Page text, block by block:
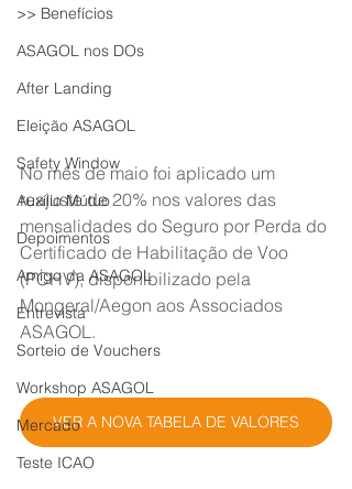
>> Benefícios
ASAGOL nos DOs
After Landing
Eleição ASAGOL
Safety Window
Auxílio Mútuo
Depoimentos
Amigo da ASAGOL
Entrevista
Sorteio de Vouchers
Workshop ASAGOL
Mercado
Teste ICAO
No mês de maio foi aplicado um
reajuste de 20% nos valores das
mensalidades do Seguro por Perda do
Certificado de Habilitação de Voo
(PCHV), disponibilizado pela
Mongeral/Aegon aos Associados
ASAGOL.
VER A NOVA TABELA DE VALORES